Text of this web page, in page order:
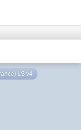
LS v4